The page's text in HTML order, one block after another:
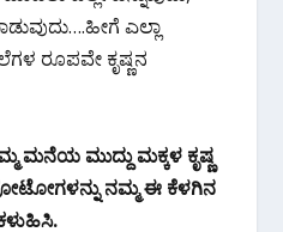
ಎಲ್ಲಾ
ರೂಪವೇ ಕೃಷ್ಣನ
ಮನೆಯ ಮುದ್ದು ಮಕ್ಕಳ ಕೃಷ್ಣ
ನಮ್ಮ ಈ ಕೆಳಗಿನ